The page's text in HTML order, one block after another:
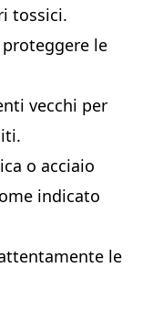
tossici.
le
vecchi per
o acciaio
indicato
le